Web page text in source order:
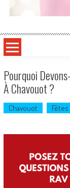
Pourquoi
À Chavouot ?
Chavouot